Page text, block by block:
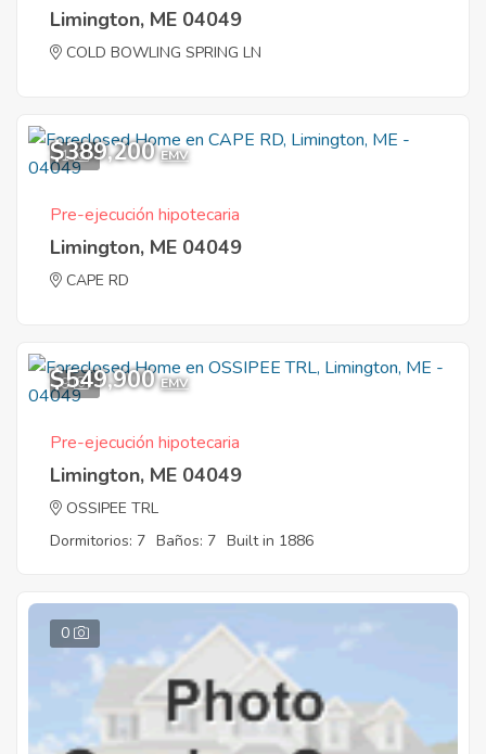
Limington, ME 04049
COLD BOWLING SPRING LN
1
$389,200 EMV
Pre-ejecución hipotecaria
Limington, ME 04049
CAPE RD
9
$549,900 EMV
Pre-ejecución hipotecaria
Limington, ME 04049
OSSIPEE TRL
Dormitorios: 7 Baños: 7 Built in 1886
0